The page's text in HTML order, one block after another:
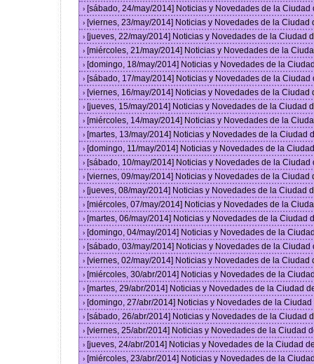
› [sábado, 24/may/2014] Noticias y Novedades de la
› [viernes, 23/may/2014] Noticias y Novedades de la
› [jueves, 22/may/2014] Noticias y Novedades de la Ciudad
› [miércoles, 21/may/2014] Noticias y Novedades de la
› [domingo, 18/may/2014] Noticias y Novedades de la
› [sábado, 17/may/2014] Noticias y Novedades de la
› [viernes, 16/may/2014] Noticias y Novedades de la
› [jueves, 15/may/2014] Noticias y Novedades de la Ciudad
› [miércoles, 14/may/2014] Noticias y Novedades de la
› [martes, 13/may/2014] Noticias y Novedades de la Ciudad
› [domingo, 11/may/2014] Noticias y Novedades de la
› [sábado, 10/may/2014] Noticias y Novedades de la
› [viernes, 09/may/2014] Noticias y Novedades de la
› [jueves, 08/may/2014] Noticias y Novedades de la Ciudad
› [miércoles, 07/may/2014] Noticias y Novedades de la
› [martes, 06/may/2014] Noticias y Novedades de la Ciudad
› [domingo, 04/may/2014] Noticias y Novedades de la
› [sábado, 03/may/2014] Noticias y Novedades de la
› [viernes, 02/may/2014] Noticias y Novedades de la
› [miércoles, 30/abr/2014] Noticias y Novedades de la
› [martes, 29/abr/2014] Noticias y Novedades de la Ciudad
› [domingo, 27/abr/2014] Noticias y Novedades de la
› [sábado, 26/abr/2014] Noticias y Novedades de la Ciudad
› [viernes, 25/abr/2014] Noticias y Novedades de la Ciudad
› [jueves, 24/abr/2014] Noticias y Novedades de la Ciudad
› [miércoles, 23/abr/2014] Noticias y Novedades de la